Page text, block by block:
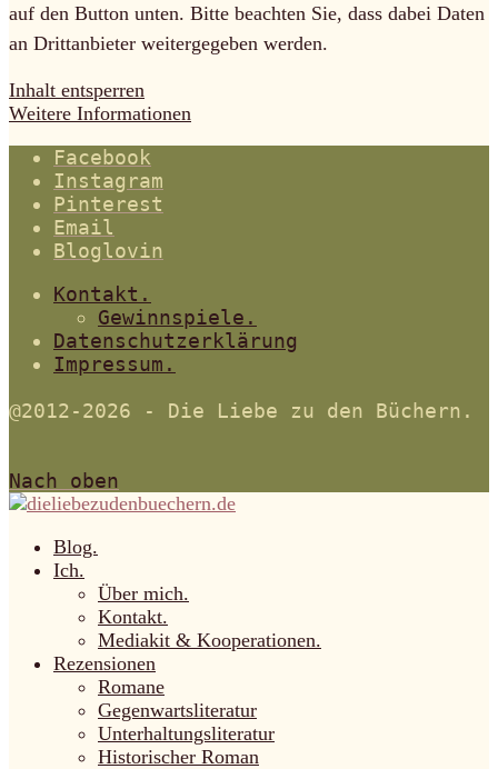
auf den Button unten. Bitte beachten Sie, dass dabei Daten
an Drittanbieter weitergegeben werden.
Inhalt entsperren
Weitere Informationen
Facebook
Instagram
Pinterest
Email
Bloglovin
Kontakt.
Gewinnspiele.
Datenschutzerklärung
Impressum.
@2012-2026 - Die Liebe zu den Büchern.
Nach oben
Blog.
Ich.
Über mich.
Kontakt.
Mediakit & Kooperationen.
Rezensionen
Romane
Gegenwartsliteratur
Unterhaltungsliteratur
Historischer Roman